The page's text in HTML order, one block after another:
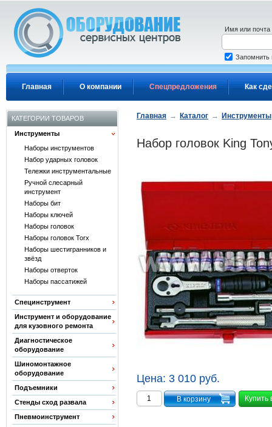
Главная О компании Спецпредложения Как
Имя или почта
Запомнить
КАТЕГОРИИ ТОВАРОВ
Инструменты
Наборы инструментов
Набор ударных головок
Тележки инструментальные
Ручной слесарный
инструмент
Наборы бит
Наборы ключей
Наборы головок
Наборы головок Torx
Наборы шестигранников и
звёзд
Наборы отверток
Наборы пассатижей
Специнструмент
Инструмент и оборудование
для кузовного ремонта
Диагностическое
оборудование
Шиномонтажное
оборудование
Подъемники
Стенды сход развала
Пневмоинструмент
Главная → Каталог → Инструменты
Набор головок King
Цена: 3 010 руб.
Купить